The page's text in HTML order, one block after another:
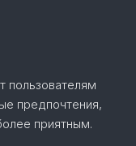
пользователям
предпочтения,
приятным.